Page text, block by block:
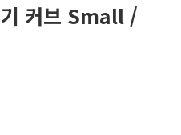
커브 Small /